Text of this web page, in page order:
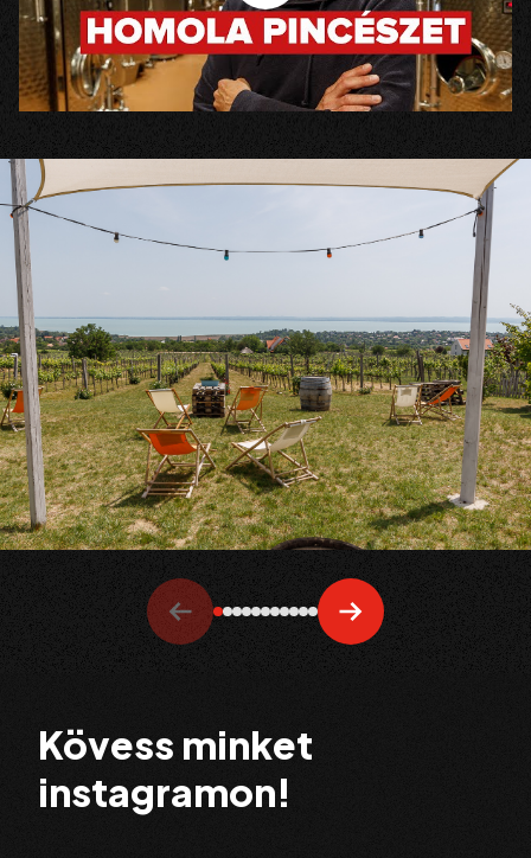
Kövess minket
instagramon!